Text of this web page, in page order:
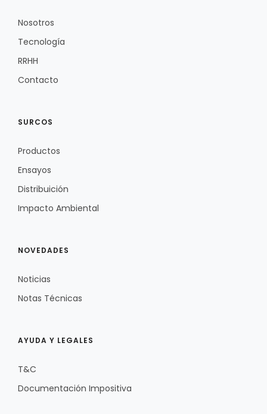
Nosotros
Tecnología
RRHH
Contacto
SURCOS
Productos
Ensayos
Distribuición
Impacto Ambiental
NOVEDADES
Noticias
Notas Técnicas
AYUDA Y LEGALES
T&C
Documentación Impositiva